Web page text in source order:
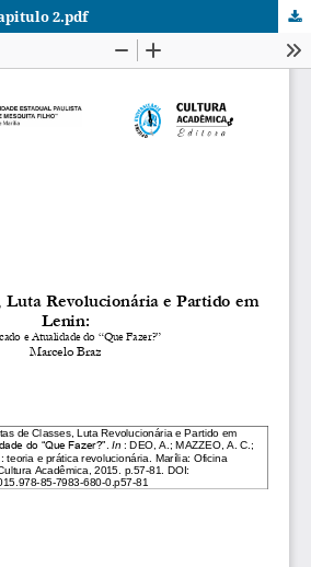
2.pdf